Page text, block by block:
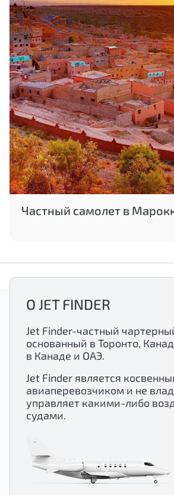
Частный самолет в
О JET FINDER
Jet Finder-частный
основанный в Торонто,
в Канаде и ОАЭ.
Jet Finder является
авиаперевозчиком и не
управляет какими-либо
судами.